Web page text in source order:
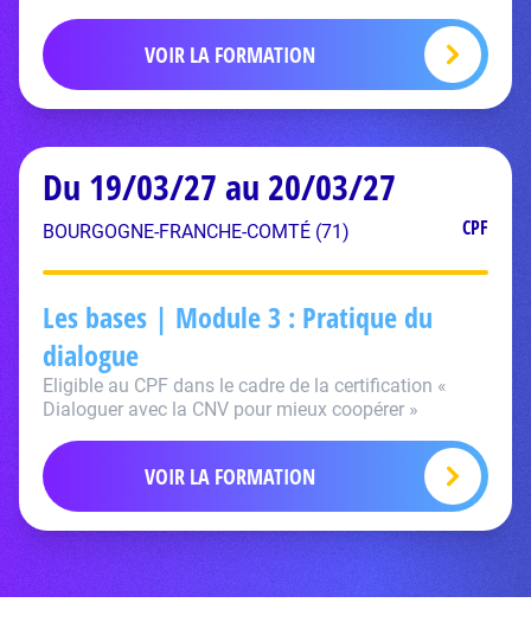
VOIR LA FORMATION
Du 19/03/27 au 20/03/27
BOURGOGNE-FRANCHE-COMTÉ (71) CPF
Les bases | Module 3 : Pratique du
dialogue
Eligible au CPF dans le cadre de la certification «
Dialoguer avec la CNV pour mieux coopérer »
VOIR LA FORMATION